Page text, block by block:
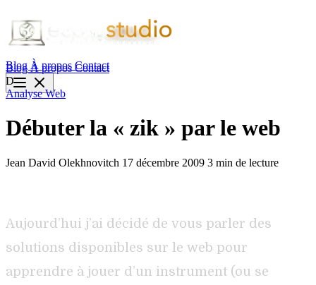
Blog À propos Contact
BlogÀ proposContact
D
AnalyseWeb
Débuter la « zik » par le web
Jean David Olekhnovitch 17 décembre 2009 3 min de lecture
Aujourd’hui j’ai décidé de vous parler des
solutions disponibles sur le web pour
apprendre à jouer d’un instrument (ou se